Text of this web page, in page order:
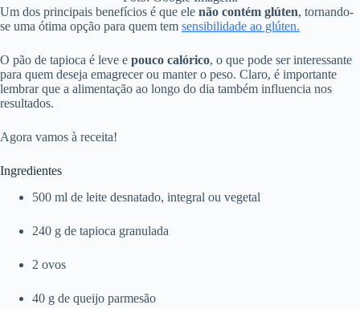
Um dos principais benefícios é que ele não contém glúten, tornando-
se uma ótima opção para quem tem sensibilidade ao glúten.
O pão de tapioca é leve e pouco calórico, o que pode ser interessante
para quem deseja emagrecer ou manter o peso. Claro, é importante
lembrar que a alimentação ao longo do dia também influencia nos
resultados.
Agora vamos à receita!
Ingredientes
500 ml de leite desnatado, integral ou vegetal
240 g de tapioca granulada
2 ovos
40 g de queijo parmesão